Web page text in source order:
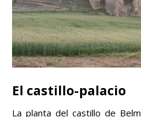
El castillo-palacio
La planta del castillo de